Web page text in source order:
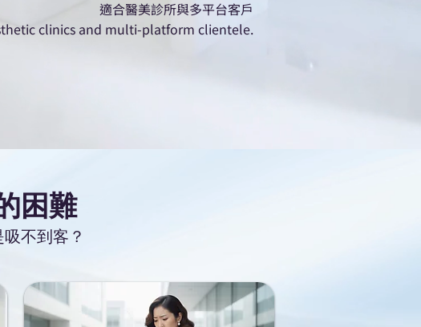
適合醫美診所與多平台客戶
clinics and multi-platform clientele.
困難
不到客？